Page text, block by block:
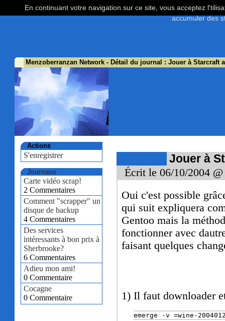
Menzoberranzan Network - Détail du journal : Jouer à Starcraft
Actions
S'enregistrer
Journaux
Carte vidéo scrap!
2 Commentaires
Comment "scrapper" un
disque de backup
4 Commentaires
Des services
intéressants à bon prix à
Sherbrooke?
6 Commentaires
Adieu mon ami!
0 Commentaire
Cocagne
0 Commentaire
Jouer à
Écrit le 06/10/2004
Oui c'est possible
qui suit expliquera
Gentoo mais la
fonctionner avec
faisant quelques
1) Il faut downloader
emerge -v =wine-
En continuant votre navigation sur ce site, vous acceptez
accumuler des